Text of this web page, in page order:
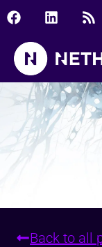
Back to all